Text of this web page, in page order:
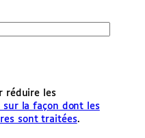
réduire les
sur la façon dont les
sont traitées.